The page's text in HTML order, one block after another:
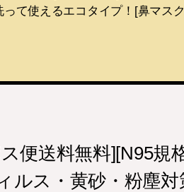
て使えるエコタイプ！[鼻マス
便送料無料][N95規
ルス・黄砂・粉塵対